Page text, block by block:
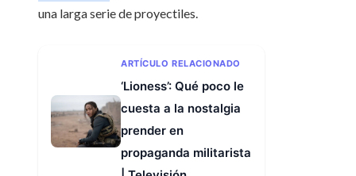
una larga serie de proyectiles.
ARTÍCULO RELACIONADO
‘Lioness’: Qué poco le
cuesta a la nostalgia
prender en
propaganda militarista